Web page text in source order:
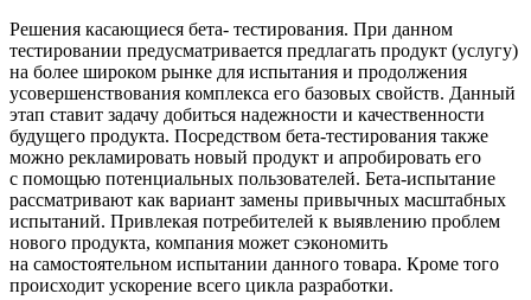
Решения касающиеся бета- тестирования. При данном
тестировании предусматривается предлагать продукт (услугу)
на более широком рынке для испытания и продолжения
усовершенствования комплекса его базовых свойств. Данный
этап ставит задачу добиться надежности и качественности
будущего продукта. Посредством бета-тестирования также
можно рекламировать новый продукт и апробировать его
с помощью потенциальных пользователей. Бета-испытание
рассматривают как вариант замены привычных масштабных
испытаний. Привлекая потребителей к выявлению проблем
нового продукта, компания может сэкономить
на самостоятельном испытании данного товара. Кроме того
происходит ускорение всего цикла разработки.